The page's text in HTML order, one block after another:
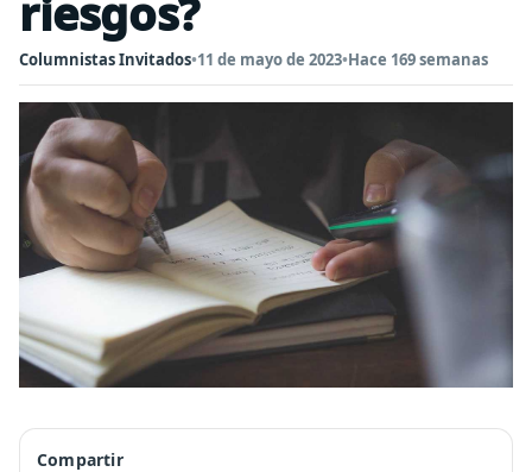
riesgos?
Columnistas Invitados•11 de mayo de 2023•Hace 169 semanas
Compartir